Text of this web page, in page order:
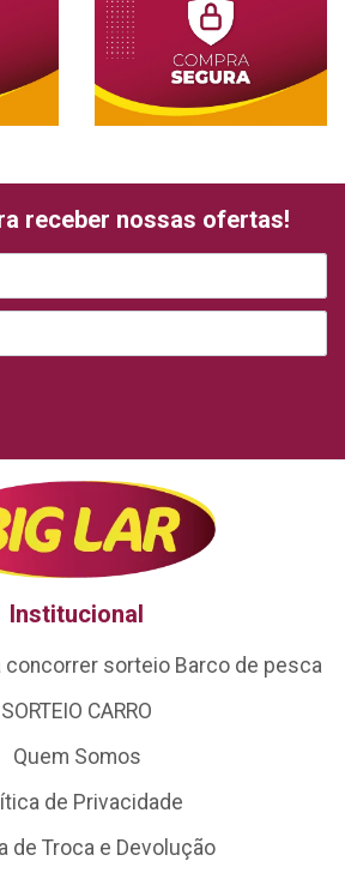
receber nossas ofertas!
Institucional
concorrer sorteio Barco de pesca
SORTEIO CARRO
Quem Somos
de Privacidade
de Troca e Devolução